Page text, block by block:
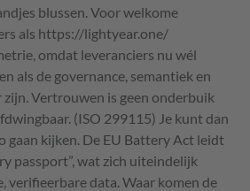
blussen. Voor welkome
als https://lightyear.one/
omdat leveranciers nu wél
als de governance, semantiek en
Vertrouwen is geen onderbuik
(ISO 299115) Je kunt dan
gaan kijken. De EU Battery Act leidt
passport”, wat zich uiteindelijk
verifieerbare data. Waar komen de